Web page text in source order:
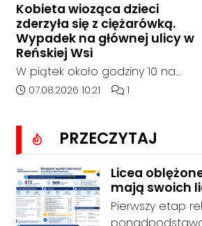
Gliwicki po zgłoszeniu od
zaniepokojonego świadka.
Osoba zgłaszająca zauważyła
unoszący się na wodzie czarny
worek, którego zawartość
wzbudziła jej niepokój.
Kobieta wioząca dzieci
zderzyła się z ciężarówką.
Wypadek na głównej ulicy w
Reńskiej Wsi
W piątek około godziny 10 na
ulicy Pawłowickiej w Reńskiej Wsi
samochodu osobowego i
ciężarówki. Droga w rejonie
zdarzenia jest całkowicie
zablokowana.
Data dodania artykułu:
07.08.2026 10:21 Liczba komentarzy
1
PRZECZYTAJ
Licea
mają swoich
wstępne
szkół w
Pierwszy etap